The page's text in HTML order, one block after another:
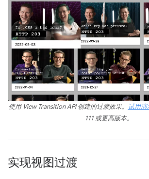
使用 View Transition API 创建的过渡效果。 试用演
111 或更高版本。
实现视图过渡